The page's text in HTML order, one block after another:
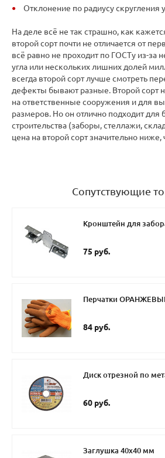
Отклонение по радиусу скругления
На деле всё не так страшно, как
второй сорт почти не отличается от
всё равно не проходит по ГОСТу из-за
угла или нескольких лишних долей
всегда второй сорт лучше смотреть
дефекты бывают разные. Второй сорт
на ответственные сооружения и для
размеров. Но он отлично подходит для
строительства (заборы, стеллажи,
цена на второй сорт значительно ниже,
Сопутствующие
Кронштейн для
75 руб.
Перчатки
84 руб.
Диск отрезной по
60 руб.
Заглушка 40х40 мм